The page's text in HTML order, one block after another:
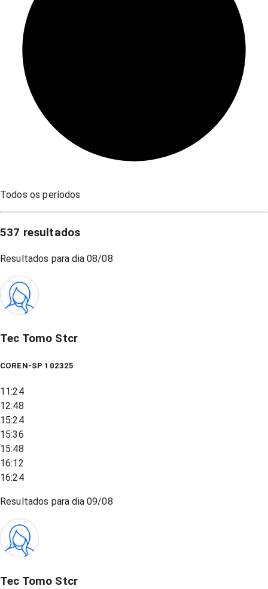
Todos os períodos
537 resultados
Resultados para dia 08/08
Tec Tomo Stcr
COREN-SP 102325
11:24
12:48
15:24
15:36
15:48
16:12
16:24
Resultados para dia09/08
Tec Tomo Stcr